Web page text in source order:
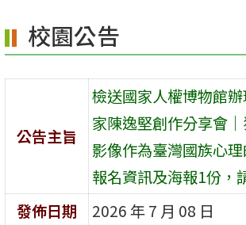
校園公告
公告主旨
檢送國家人權博物館
家陳逸堅創作分享會
影像作為臺灣國族心
報名資訊及海報1份，
發佈日期
2026 年 7 月 08 日